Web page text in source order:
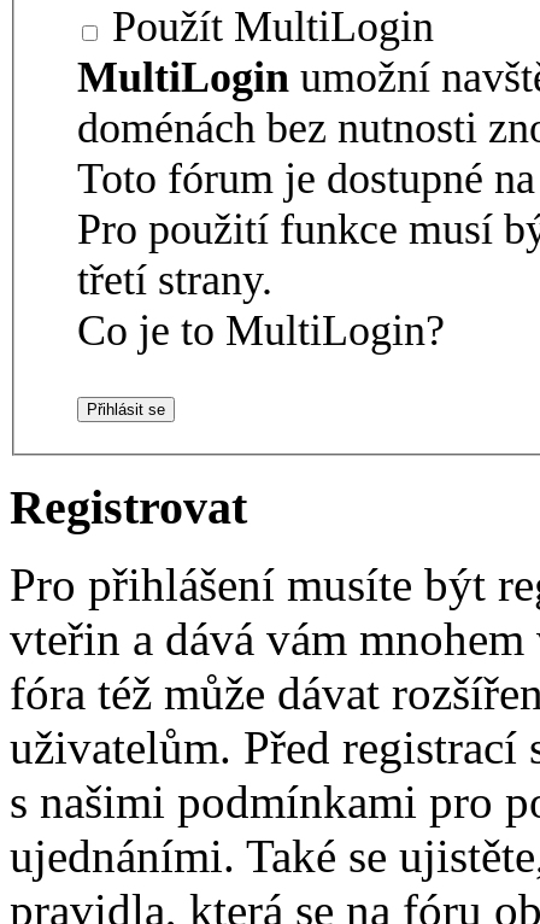
Použít MultiLogin
MultiLogin umožní
doménách bez nutnosti
Toto fórum je dostupné
Pro použití funkce musí
třetí strany.
Co je to MultiLogin?
Registrovat
Pro přihlášení musíte být
vteřin a dává vám
fóra též může dávat
uživatelům. Před registrací
s našimi podmínkami pro
ujednáními. Také se
pravidla, která se na fóru